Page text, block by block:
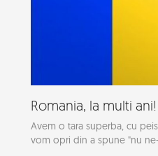
Romania, la multi ani!
Avem o tara superba, cu
vom opri din a spune "nu